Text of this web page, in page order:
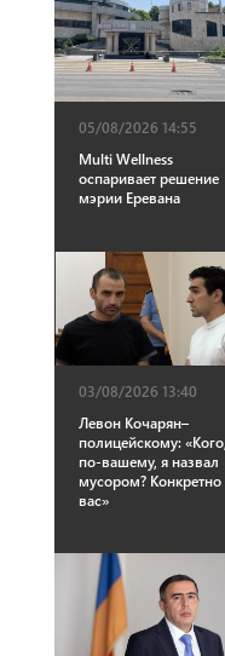
05/08/2026 14:55
Multi Wellness
оспаривает решение
мэрии Еревана
03/08/2026 13:40
Левон Кочарян–
полицейскому: «Кого,
по-вашему, я назвал
мусором? Конкретно
вас»